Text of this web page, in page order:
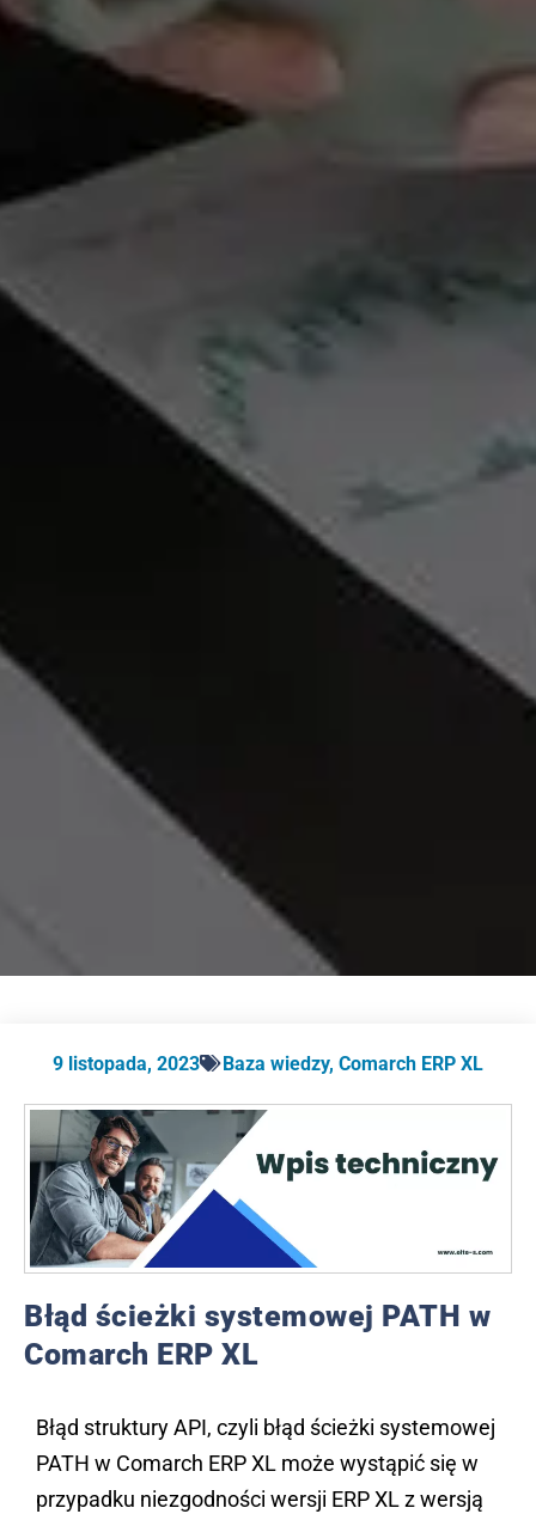
9 listopada, 2023 Baza wiedzy, Comarch ERP XL
Błąd ścieżki systemowej PATH w
Comarch ERP XL
Błąd struktury API, czyli błąd ścieżki systemowej
PATH w Comarch ERP XL może wystąpić się w
przypadku niezgodności wersji ERP XL z wersją